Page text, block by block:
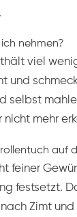
nehmen?
viel
und
selbst
mehr
auf
feiner
festsetzt.
Zimt und